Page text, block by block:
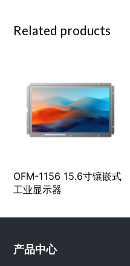
Related products
OFM-1156 15.6寸镶嵌式
工业显示器
产品中心